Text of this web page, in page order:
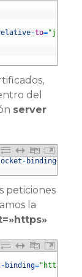
-to=
del
server
- binding=
peticiones
la
- binding="http"